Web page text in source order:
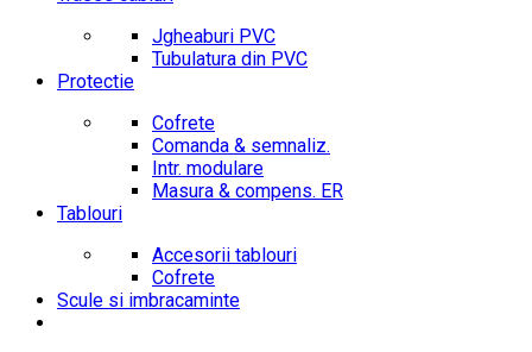
Jgheaburi PVC
Tubulatura din PVC
Protectie
Cofrete
Comanda & semnaliz.
Intr. modulare
Masura & compens. ER
Tablouri
Accesorii tablouri
Cofrete
Scule si imbracaminte